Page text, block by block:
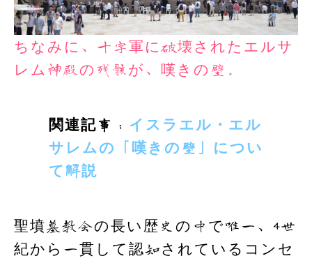
ちなみに、十字軍に破壊されたエルサ
レム神殿の残骸が、嘆きの壁。
関連記事： イスラエル・エル
サレムの「嘆きの壁」につい
て解説
聖墳墓教会の長い歴史の中で唯一、4世
紀から一貫して認知されているコンセ